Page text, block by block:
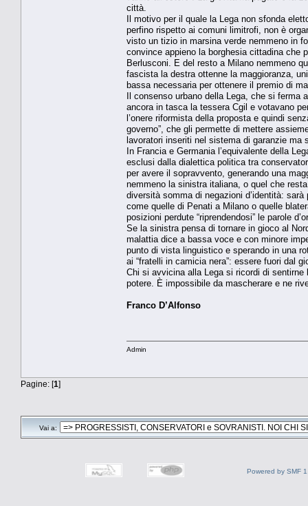
città.
Il motivo per il quale la Lega non sfonda
perfino rispetto ai comuni limitrofi, non è
visto un tizio in marsina verde nemmeno in
convince appieno la borghesia cittadina che
Berlusconi. E del resto a Milano nemmeno
fascista la destra ottenne la maggioranza,
bassa necessaria per ottenere il premio di
Il consenso urbano della Lega, che si ferma
ancora in tasca la tessera Cgil e votavano
l’onere riformista della proposta e quindi
governo”, che gli permette di mettere
lavoratori inseriti nel sistema di garanzie
In Francia e Germania l’equivalente della
esclusi dalla dialettica politica tra
per avere il sopravvento, generando una
nemmeno la sinistra italiana, o quel che
diversità somma di negazioni d’identità:
come quelle di Penati a Milano o quelle
posizioni perdute “riprendendosi” le parole
Se la sinistra pensa di tornare in gioco al
malattia dice a bassa voce e con minore
punto di vista linguistico e sperando in una
ai “fratelli in camicia nera”: essere fuori dal
Chi si avvicina alla Lega si ricordi di
potere. È impossibile da mascherare e ne
Franco D’Alfonso
Admin
Pagine: [1]
Vai a:
Powered by SMF